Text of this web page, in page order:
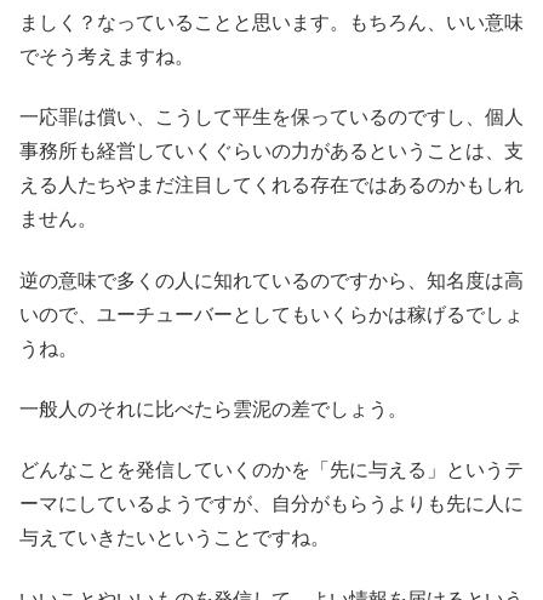
ましく？なっていることと思います。もちろん、いい意味
でそう考えますね。
一応罪は償い、こうして平生を保っているのですし、個人
事務所も経営していくぐらいの力があるということは、支
える人たちやまだ注目してくれる存在ではあるのかもしれ
ません。
逆の意味で多くの人に知れているのですから、知名度は高
いので、ユーチューバーとしてもいくらかは稼げるでしょ
うね。
一般人のそれに比べたら雲泥の差でしょう。
どんなことを発信していくのかを「先に与える」というテ
ーマにしているようですが、自分がもらうよりも先に人に
与えていきたいということですね。